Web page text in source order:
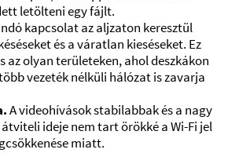
letölteni egy fájlt.
kapcsolat az aljzaton keresztül
és a váratlan kieséseket. Ez
az olyan területeken, ahol deszkákon
vezeték nélküli hálózat is zavarja
A videohívások stabilabbak és a nagy
ideje nem tart örökké a Wi-Fi jel
miatt.